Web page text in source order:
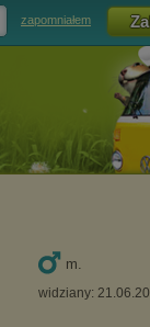
zapomniałem
m.
widziany: